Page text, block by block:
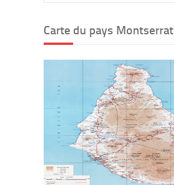
Carte du pays Montserrat